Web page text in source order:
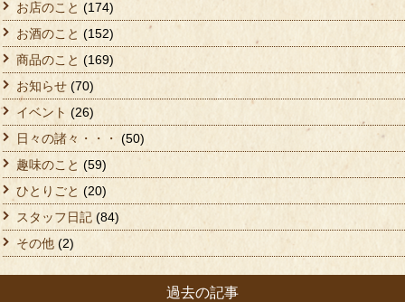
お店のこと (174)
お酒のこと (152)
商品のこと (169)
お知らせ (70)
イベント (26)
日々の諸々・・・ (50)
趣味のこと (59)
ひとりごと (20)
スタッフ日記 (84)
その他 (2)
過去の記事